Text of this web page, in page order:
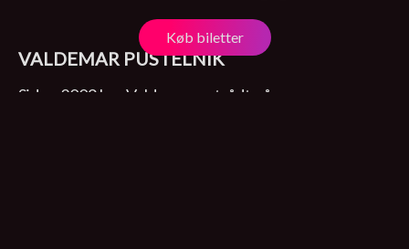
VALDEMAR PUSTELNIK
Siden 2009 har Valdemar optrådt på scener over
Køb biletter